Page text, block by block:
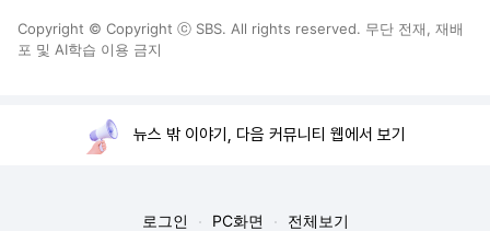
Copyright © Copyright ⓒ SBS. All rights reserved. 무단 전재, 재배
포 및 AI학습 이용 금지
뉴스 밖 이야기, 다음 커뮤니티 웹에서 보기
로그인 PC화면 전체보기